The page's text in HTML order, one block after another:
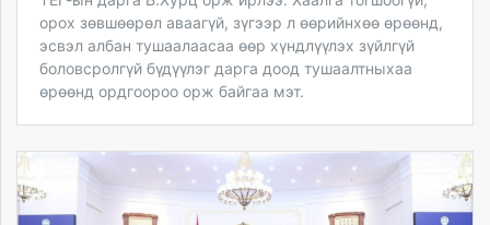
zuv.mn
mminfo.mn
ugluu.mn
urlag.mn
unen.mn
asu.mn
shudarga.mn
shuurhai.mn
орох зөвшөөрөл аваагүй, зүгээр л өөрийнхөө өрөөнд,
эсвэл албан тушаалаасаа өөр хүндлүүлэх зүйлгүй
боловсролгүй бүдүүлэг дарга доод тушаалтныхаа
өрөөнд ордгоороо орж байгаа мэт.